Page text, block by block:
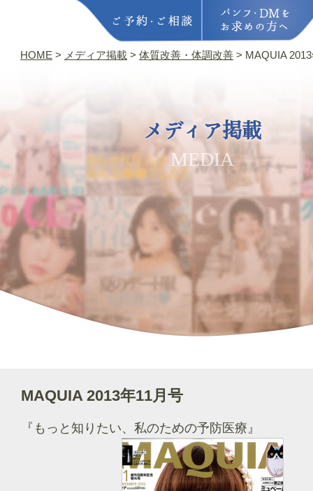
HOME > メディア掲載 > 体質改善・体調改善 > MAQUIA
メディア掲載
MEDIA
MAQUIA 2013年11月号
『もっと知りたい、私のための予防医療』